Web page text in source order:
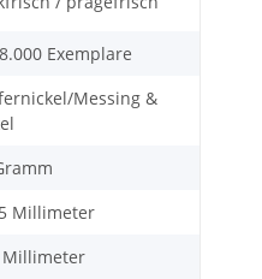
Exemplare
Messing &
Millimeter
Millimeter